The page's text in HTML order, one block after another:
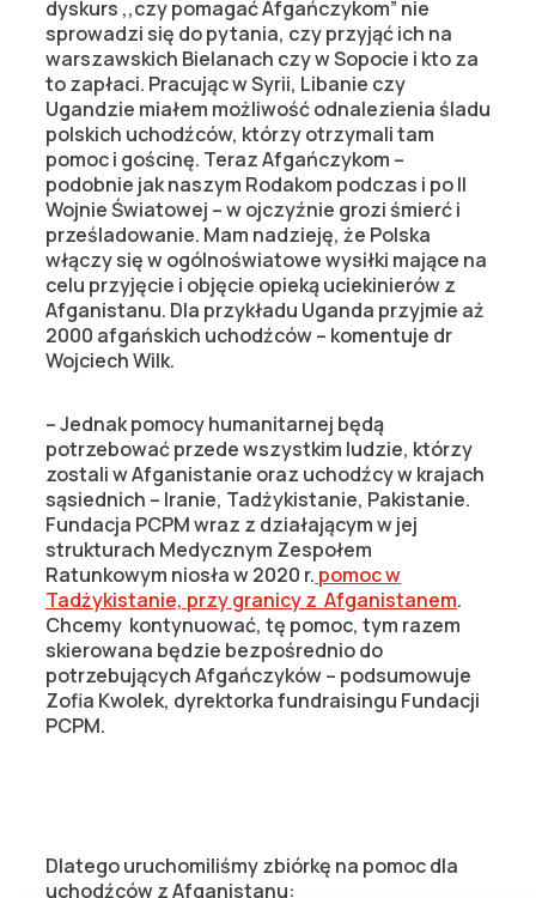
dyskurs ,,czy pomagać Afgańczykom” nie
sprowadzi się do pytania, czy przyjąć ich na
warszawskich Bielanach czy w Sopocie i kto za
to zapłaci. Pracując w Syrii, Libanie czy
Ugandzie miałem możliwość odnalezienia śladu
polskich uchodźców, którzy otrzymali tam
pomoc i gościnę. Teraz Afgańczykom –
podobnie jak naszym Rodakom podczas i po II
Wojnie Światowej – w ojczyźnie grozi śmierć i
prześladowanie. Mam nadzieję, że Polska
włączy się w ogólnoświatowe wysiłki mające na
celu przyjęcie i objęcie opieką uciekinierów z
Afganistanu. Dla przykładu Uganda przyjmie aż
2000 afgańskich uchodźców – komentuje dr
Wojciech Wilk.
– Jednak pomocy humanitarnej będą
potrzebować przede wszystkim ludzie, którzy
zostali w Afganistanie oraz uchodźcy w krajach
sąsiednich – Iranie, Tadżykistanie, Pakistanie.
Fundacja PCPM wraz z działającym w jej
strukturach Medycznym Zespołem
Ratunkowym niosła w 2020 r. pomoc w
Tadżykistanie, przy granicy z Afganistanem.
Chcemy kontynuować, tę pomoc, tym razem
skierowana będzie bezpośrednio do
potrzebujących Afgańczyków – podsumowuje
Zofia Kwolek, dyrektorka fundraisingu Fundacji
PCPM.
Dlatego uruchomiliśmy zbiórkę na pomoc dla
uchodźców z Afganistanu: